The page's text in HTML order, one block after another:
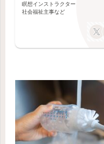
瞑想インストラクター
社会福祉主事など